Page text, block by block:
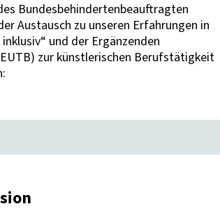
Bundesbehindertenbeauftragten
Austausch zu unseren Erfahrungen in
und der Ergänzenden
zur künstlerischen Berufstätigkeit